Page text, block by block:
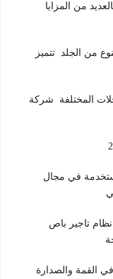
تميزت السيارة تويوتا هاي ايس 2021 بالعديد من المزايا
من الجلد تتميز
المختلفة شركة
في مجال
نظام تاجير باص
في القمة والصدارة